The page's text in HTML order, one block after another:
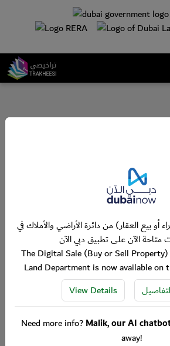
أو بيع العقار) من دائرة الأراضي والأملاك في
الآن على تطبيق دبي الآن
The Digital Sale (Buy or Sell
Land Department is now available on
View Details
Need more info?Malik, our AI
away!